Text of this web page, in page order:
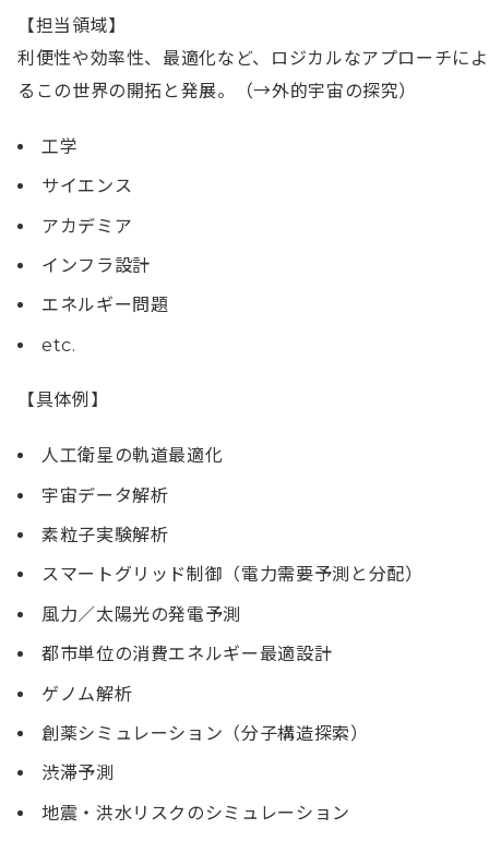
【担当領域】
利便性や効率性、最適化など、ロジカルなアプローチによ
るこの世界の開拓と発展。（→外的宇宙の探究）
工学
サイエンス
アカデミア
インフラ設計
エネルギー問題
etc.
【具体例】
人工衛星の軌道最適化
宇宙データ解析
素粒子実験解析
スマートグリッド制御（電力需要予測と分配）
風力／太陽光の発電予測
都市単位の消費エネルギー最適設計
ゲノム解析
創薬シミュレーション（分子構造探索）
渋滞予測
地震・洪水リスクのシミュレーション